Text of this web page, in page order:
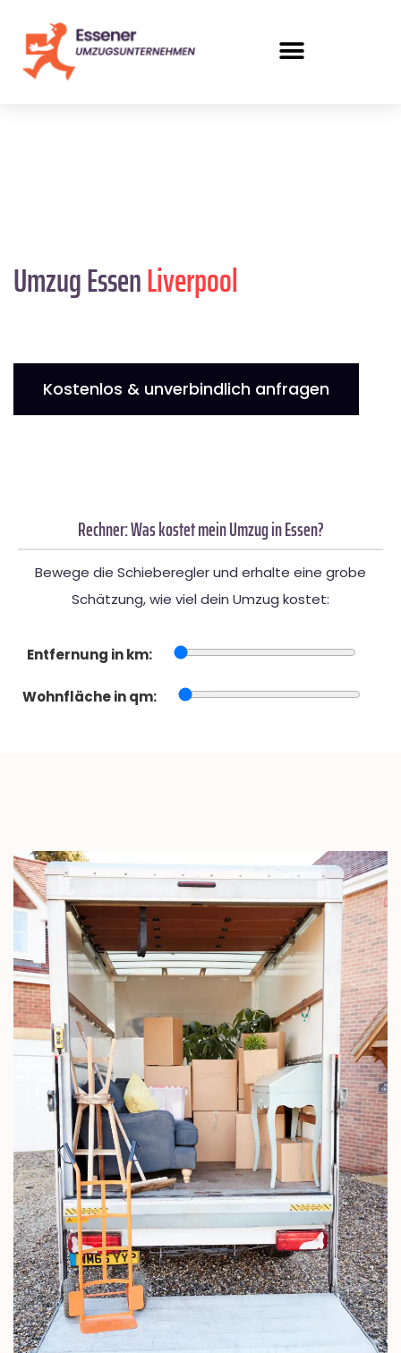
Umzug EssenLiverpool
Kostenlos & unverbindlich anfragen
Rechner: Was kostet mein Umzug in Essen?
Bewege die Schieberegler und erhalte eine grobe
Schätzung, wie viel dein Umzug kostet:
Entfernung in km:
Wohnfläche in qm: